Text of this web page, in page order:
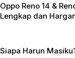
Oppo Reno 14 &
Lengkap dan
Siapa Harun